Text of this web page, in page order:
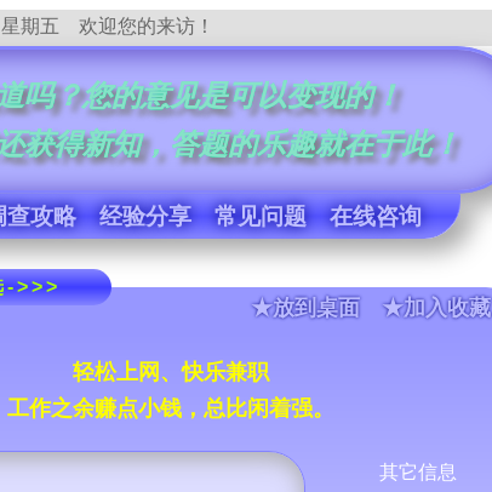
期五 欢迎您的来访！
吗？您的意见是可以变现的！
获得新知，答题的乐趣就在于此！
查攻略 经验分享 常见问题 在线咨询
->>>
★放到桌面 ★加入收藏
轻松上网、快乐兼职
工作之余赚点小钱，总比闲着强。
其它信息